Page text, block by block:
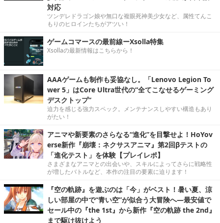
対応
ツンデレドラゴン娘や無口な複眼死神美少女など、属性てんこ
もりのヒロインたちがアツい！
ゲームコマースの最前線ーXsolla特集
Xsollaの最新情報はこちらから！
AAAゲームも制作も妥協なし。「Lenovo Legion To
wer 5」はCore Ultra世代の“全てこなせるゲーミング
デスクトップ”
迫力を感じる強力スペック。メンテナンスしやすい構造もあり
がたい！
アニマや新要素のさらなる“進化”を目撃せよ！HoYov
erse新作『崩壊：ネクサスアニマ』第2回βテストの
「進化テスト」を体験【プレイレポ】
さまざまなアニマとの出会いや、スキルによってさらに戦略性
が増したバトルなど、本作の注目の要素に迫ります！
『空の軌跡』を遊ぶのは「今」がベスト！暑い夏、涼
しい部屋の中で“青い空”が似合う大冒険へ―最安値で
セール中の『the 1st』から新作『空の軌跡 the 2nd』
まで駆け抜けよう